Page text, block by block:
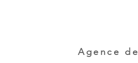
Agence de